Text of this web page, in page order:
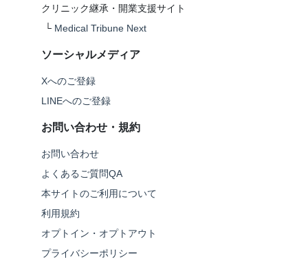
クリニック継承・開業支援サイト
└ Medical Tribune Next
ソーシャルメディア
Xへのご登録
LINEへのご登録
お問い合わせ・規約
お問い合わせ
よくあるご質問QA
本サイトのご利用について
利用規約
オプトイン・オプトアウト
プライバシーポリシー